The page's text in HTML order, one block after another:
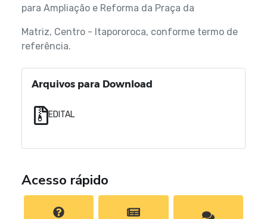
para Ampliação e Reforma da Praça da
Matriz, Centro - ltapororoca, conforme termo de
referência.
Arquivos para Download
EDITAL
Acesso rápido